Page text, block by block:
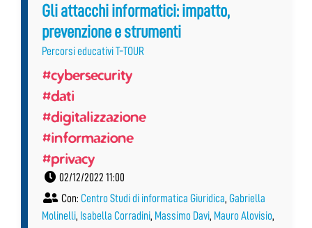
Gli attacchi informatici: impatto,
prevenzione e strumenti
Percorsi educativi T-TOUR
#cybersecurity
#dati
#digitalizzazione
#informazione
#privacy
02/12/2022 11:00
Con: Centro Studi di informatica Giuridica, Gabriella
Molinelli, Isabella Corradini, Massimo Davi, Mauro Alovisio,